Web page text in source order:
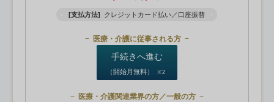
[支払方法] クレジットカード払い／口座振替
医療・介護に従事される方
手続きへ進む
（開始月無料） ※2
医療・介護関連業界の方／一般の方